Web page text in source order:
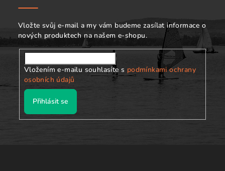
Vložte svůj e-mail a my vám budeme zasílat informace o
nových produktech na našem e-shopu.
Vložením e-mailu souhlasíte s podmínkami ochrany
osobních údajů
Přihlásit se